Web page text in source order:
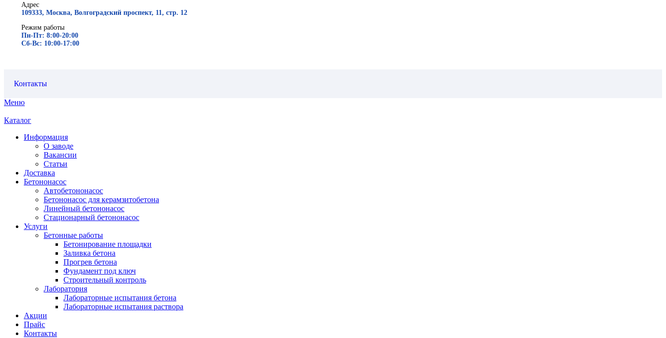
Адрес
109333, Москва, Волгоградский проспект, 11, стр. 12
Режим работы
Пн-Пт: 8:00-20:00
Сб-Вс: 10:00-17:00
Контакты
Меню
Каталог
Информация
О заводе
Вакансии
Статьи
Доставка
Бетононасос
Автобетононасос
Бетононасос для керамзитобетона
Линейный бетононасос
Стационарный бетононасос
Услуги
Бетонные работы
Бетонирование площадки
Заливка бетона
Прогрев бетона
Фундамент под ключ
Строительный контроль
Лаборатория
Лабораторные испытания бетона
Лабораторные испытания раствора
Акции
Прайс
Контакты